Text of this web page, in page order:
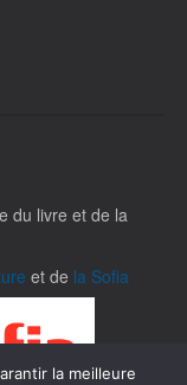
du livre et de la
et de la Sofia
la meilleure